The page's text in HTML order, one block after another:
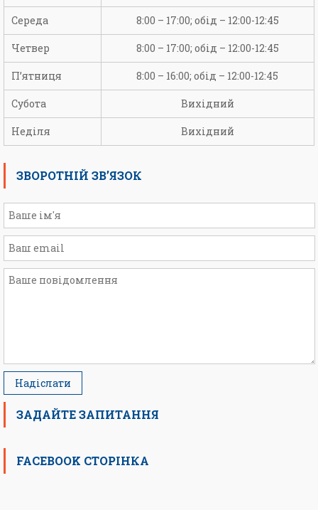
Середа 8:00 – 17:00; обід – 12:00-12:45
Четвер 8:00 – 17:00; обід – 12:00-12:45
П’ятниця 8:00 – 16:00; обід – 12:00-12:45
Субота Вихідний
Неділя Вихідний
ЗВОРОТНІЙ ЗВ’ЯЗОК
ЗАДАЙТЕ ЗАПИТАННЯ
FACEBOOK СТОРІНКА